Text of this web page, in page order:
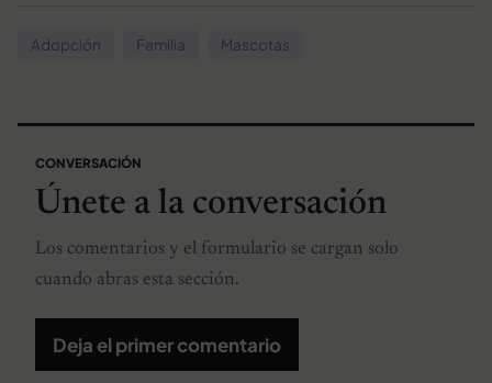
Adopción Familia Mascotas
CONVERSACIÓN
Únete a la conversación
Los comentarios y el formulario se cargan solo
cuando abras esta sección.
Deja el primer comentario